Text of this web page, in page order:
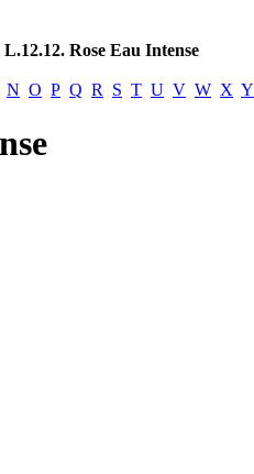
L.12.12. Rose Eau Intense
N O P Q R S T U V W X Y